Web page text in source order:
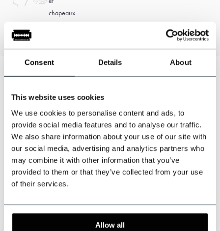
Consent Details About
This website uses cookies
We use cookies to personalise content and ads, to
provide social media features and to analyse our traffic.
We also share information about your use of our site with
our social media, advertising and analytics partners who
may combine it with other information that you’ve
provided to them or that they’ve collected from your use
of their services.
Allow all
Pouvons-nous vous aider ?
Service à la clientèle:
+31 528233787
sales@shelbybrothers.com